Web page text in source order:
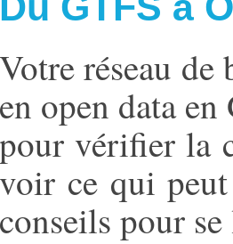
Votre réseau de
en open data
pour vérifier la
voir ce qui
conseils pour